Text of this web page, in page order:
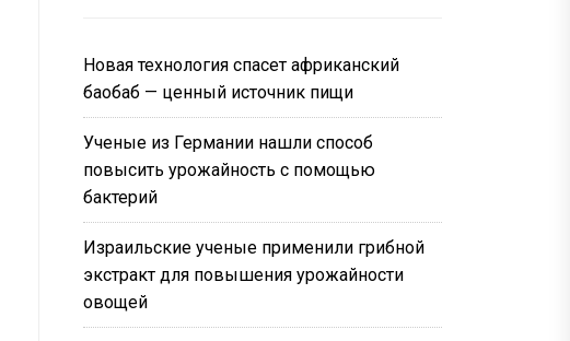
Новая технология спасет африканский
баобаб — ценный источник пищи
Ученые из Германии нашли способ
повысить урожайность с помощью
бактерий
Израильские ученые применили грибной
экстракт для повышения урожайности
овощей